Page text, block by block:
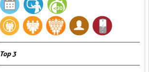
Top 3